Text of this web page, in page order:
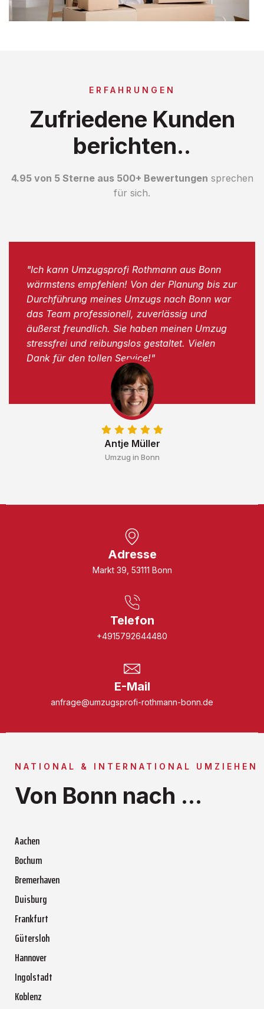
ERFAHRUNGEN
Zufriedene Kunden
berichten..
4.95 von 5 Sterne aus 500+ Bewertungen sprechen
für sich.
Antje Müller
Umzug in Bonn
"Ich kann Umzugsprofi Rothmann aus Bonn
wärmstens empfehlen! Von der Planung bis zur
Durchführung meines Umzugs nach Bonn war
das Team professionell, zuverlässig und
äußerst freundlich. Sie haben meinen Umzug
stressfrei und reibungslos gestaltet. Vielen
Dank für den tollen Service!"
Adresse
Markt 39, 53111 Bonn
Telefon
+4915792644480
E-Mail
anfrage@umzugsprofi-rothmann-bonn.de
NATIONAL & INTERNATIONAL UMZIEHEN
Von Bonn nach ...
Aachen
Bochum
Bremerhaven
Duisburg
Frankfurt
Gütersloh
Hannover
Ingolstadt
Koblenz